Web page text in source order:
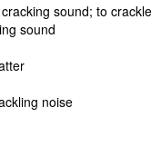
sound; to
sound
noise